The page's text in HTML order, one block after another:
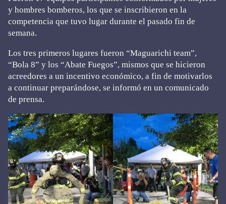
y hombres bomberos, los que se inscribieron en la
competencia que tuvo lugar durante el pasado fin de
semana.
Los tres primeros lugares fueron “Maguarichi team”,
“Bola 8” y los “Abate Fuegos”, mismos que se hicieron
acreedores a un incentivo económico, a fin de motivarlos
a continuar preparándose, se informó en un comunicado
de prensa.